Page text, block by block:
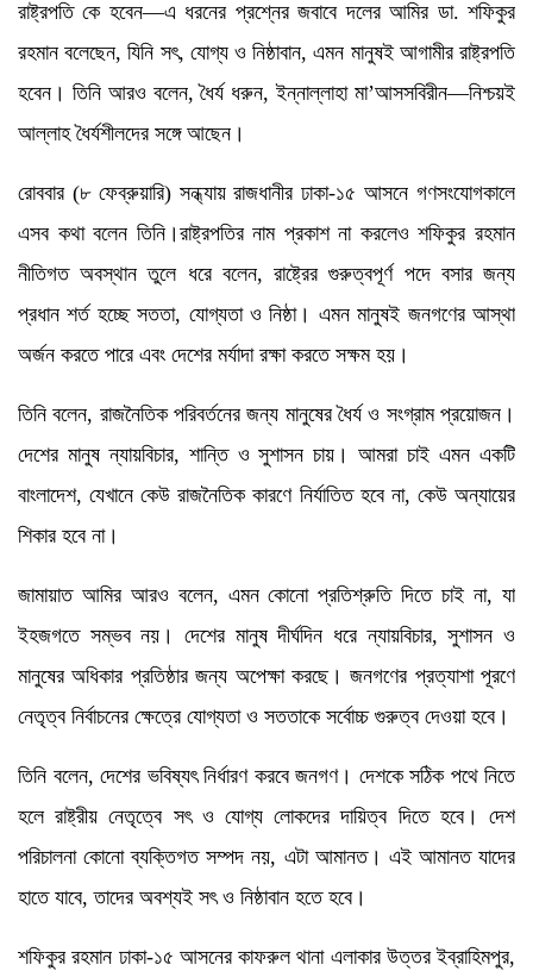
রাষ্ট্রপতি কে হবেন—এ ধরনের প্রশ্নের জবাবে দলের আমির ডা. শফিকুর
রহমান বলেছেন, যিনি সৎ, যোগ্য ও নিষ্ঠাবান, এমন মানুষই আগামীর রাষ্ট্রপতি
হবেন। তিনি আরও বলেন, ধৈর্য ধরুন, ইন্নাল্লাহা মা’আসসবিরীন—নিশ্চয়ই
আল্লাহ ধৈর্যশীলদের সঙ্গে আছেন।
রোববার (৮ ফেব্রুয়ারি) সন্ধ্যায় রাজধানীর ঢাকা-১৫ আসনে গণসংযোগকালে
এসব কথা বলেন তিনি।রাষ্ট্রপতির নাম প্রকাশ না করলেও শফিকুর রহমান
নীতিগত অবস্থান তুলে ধরে বলেন, রাষ্ট্রের গুরুত্বপূর্ণ পদে বসার জন্য
প্রধান শর্ত হচ্ছে সততা, যোগ্যতা ও নিষ্ঠা। এমন মানুষই জনগণের আস্থা
অর্জন করতে পারে এবং দেশের মর্যাদা রক্ষা করতে সক্ষম হয়।
তিনি বলেন, রাজনৈতিক পরিবর্তনের জন্য মানুষের ধৈর্য ও সংগ্রাম প্রয়োজন।
দেশের মানুষ ন্যায়বিচার, শান্তি ও সুশাসন চায়। আমরা চাই এমন একটি
বাংলাদেশ, যেখানে কেউ রাজনৈতিক কারণে নির্যাতিত হবে না, কেউ অন্যায়ের
শিকার হবে না।
জামায়াত আমির আরও বলেন, এমন কোনো প্রতিশ্রুতি দিতে চাই না, যা
ইহজগতে সম্ভব নয়। দেশের মানুষ দীর্ঘদিন ধরে ন্যায়বিচার, সুশাসন ও
মানুষের অধিকার প্রতিষ্ঠার জন্য অপেক্ষা করছে। জনগণের প্রত্যাশা পূরণে
নেতৃত্ব নির্বাচনের ক্ষেত্রে যোগ্যতা ও সততাকে সর্বোচ্চ গুরুত্ব দেওয়া হবে।
তিনি বলেন, দেশের ভবিষ্যৎ নির্ধারণ করবে জনগণ। দেশকে সঠিক পথে নিতে
হলে রাষ্ট্রীয় নেতৃত্বে সৎ ও যোগ্য লোকদের দায়িত্ব দিতে হবে। দেশ
পরিচালনা কোনো ব্যক্তিগত সম্পদ নয়, এটা আমানত। এই আমানত যাদের
হাতে যাবে, তাদের অবশ্যই সৎ ও নিষ্ঠাবান হতে হবে।
শফিকুর রহমান ঢাকা-১৫ আসনের কাফরুল থানা এলাকার উত্তর ইব্রাহিমপুর,